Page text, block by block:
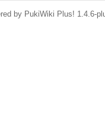
by PukiWiki Plus! 1.4.6-